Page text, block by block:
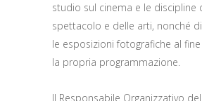
studio sul cinema e le discipline
spettacolo e delle arti, nonché
le esposizioni fotografiche al
la propria programmazione.
Il Responsabile Organizzativo